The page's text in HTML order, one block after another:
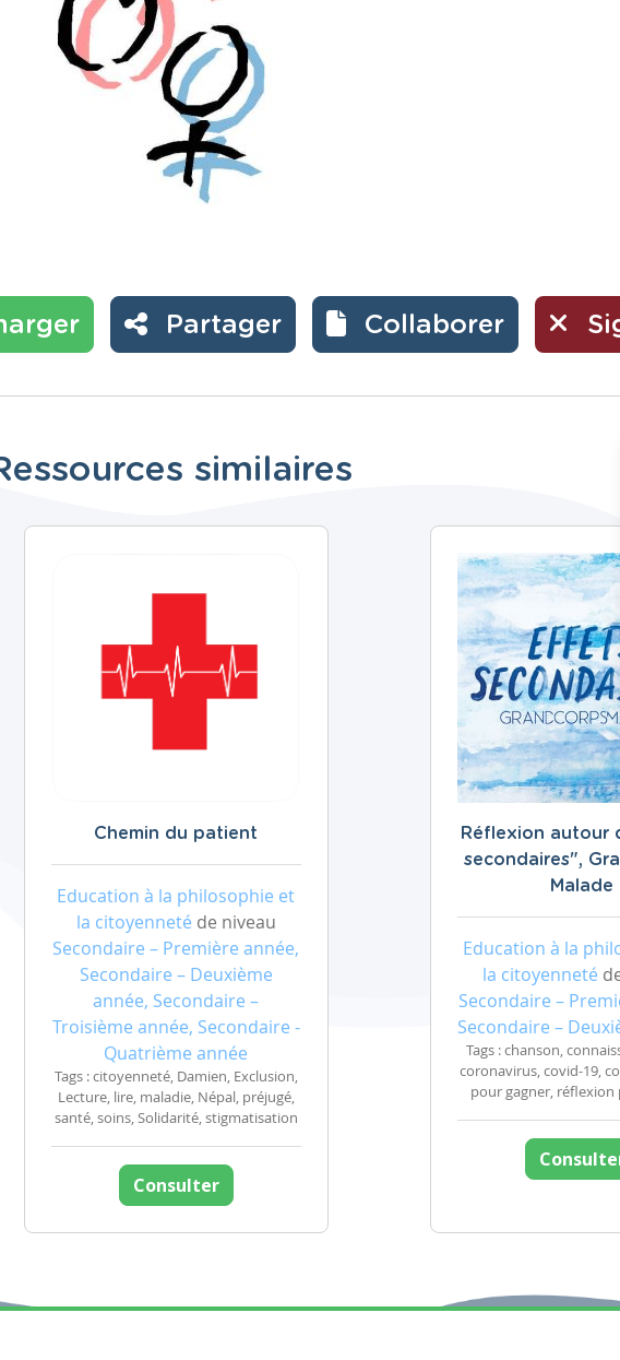
Partager Collaborer
similaires
Chemin du patient
Education à la philosophie et
la citoyenneté de niveau
Secondaire – Première année,
Secondaire – Deuxième
année, Secondaire –
Troisième année, Secondaire -
Quatrième année
Tags : citoyenneté, Damien, Exclusion,
Lecture, lire, maladie, Népal, préjugé,
santé, soins, Solidarité, stigmatisation
Consulter
Réflexion autour
secondaires",
Malade
Education à la
la citoyenneté
Secondaire –
Secondaire –
Tags : chanson,
coronavirus, covid-19,
pour gagner, réflexion